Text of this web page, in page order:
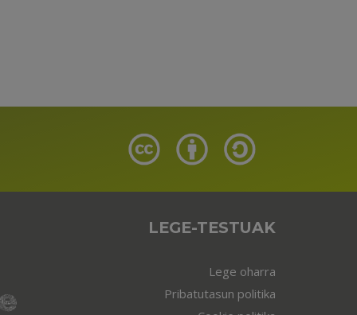
LEGE-TESTUAK
Lege oharra
Pribatutasun politika